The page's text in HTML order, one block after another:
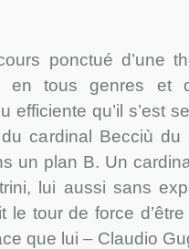
ponctué d’une
en tous genres et
efficiente qu’il s’est
cardinal Becciù
un plan B. Un
lui aussi sans
le tour de force
que lui – Claudio